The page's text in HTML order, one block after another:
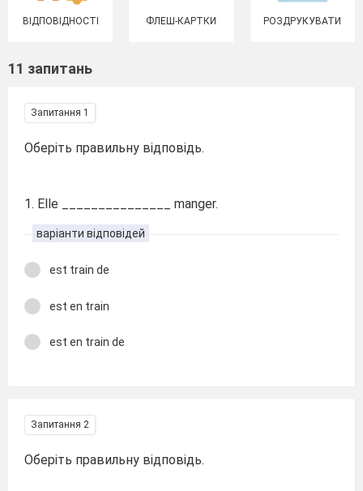
ВІДПОВІДНОСТІ ФЛЕШ-КАРТКИ РОЗДРУКУВАТИ
11 запитань
Запитання 1
Оберіть правильну відповідь.
1. Elle _______________ manger.
варіанти відповідей
est train de
est en train
est en train de
Запитання 2
Оберіть правильну відповідь.